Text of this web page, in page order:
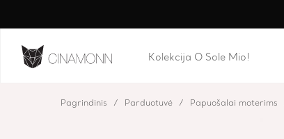
Kolekcija O Sole Mio!
Pagrindinis Parduotuvė Papuošalai moterims